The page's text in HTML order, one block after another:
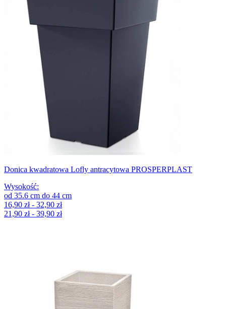
Donica kwadratowa Lofly antracytowa PROSPERPLAST
Wysokość:
od 35.6 cm do 44 cm
16,90 zł - 32,90 zł
21,90 zł - 39,90 zł